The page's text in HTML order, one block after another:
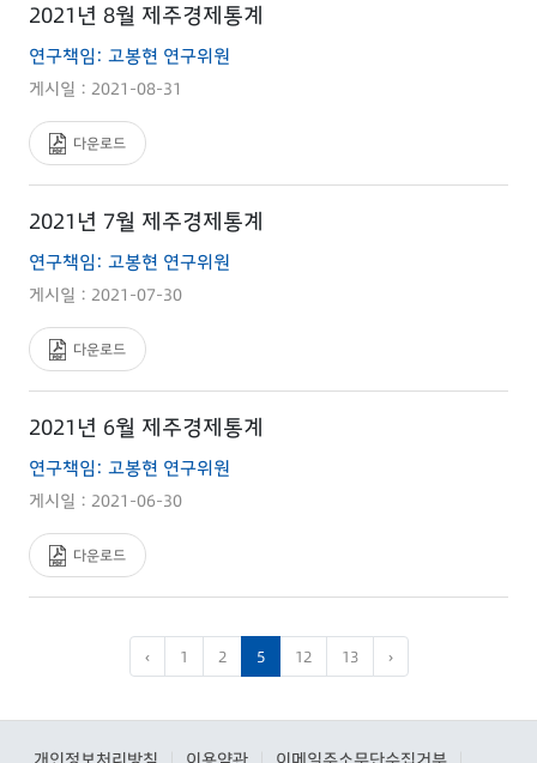
2021년 8월 제주경제통계
연구책임: 고봉현 연구위원
게시일 : 2021-08-31
다운로드
2021년 7월 제주경제통계
연구책임: 고봉현 연구위원
게시일 : 2021-07-30
다운로드
2021년 6월 제주경제통계
연구책임: 고봉현 연구위원
게시일 : 2021-06-30
다운로드
‹ 1 2 5 12 13 ›